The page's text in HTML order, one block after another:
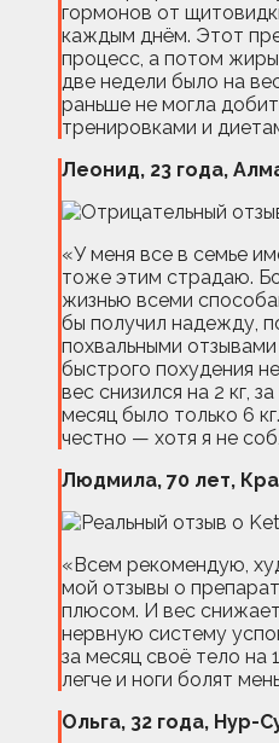
гормонов от
каждым днём. Этот
процесс, а потом
две недели было на
раньше не могла
тренировками и
Леонид, 23 года,
«У меня все в семье
тоже этим страдаю.
жизнью всеми
бы получил надежду,
похвальными
быстрого похудения
вес снизился на 2 кг,
месяц было только 6
честно — хотя я не
Людмила, 70 лет,
«Всем рекомендую,
мой отзывы о
плюсом. И вес
нервную систему
за месяц своё тело на
легче и ноги болят
Ольга, 32 года, Нур-